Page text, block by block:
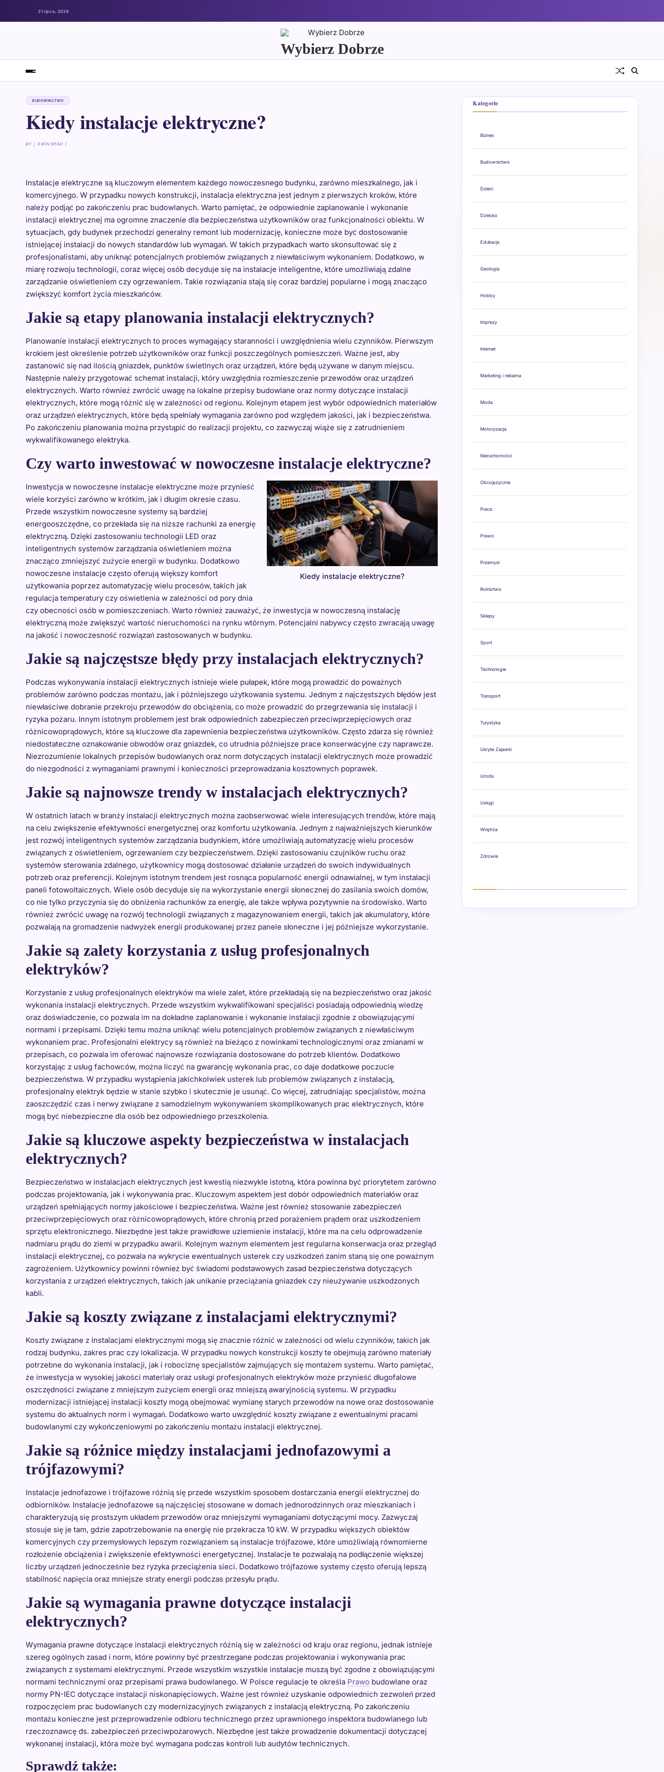
21 lipca, 2026
Wybierz Dobrze
BUDOWNICTWO
Kiedy instalacje elektryczne?
BY 8 MIN READ
Instalacje elektryczne są kluczowym elementem każdego nowoczesnego budynku, zarówno mieszkalnego, jak i
komercyjnego. W przypadku nowych konstrukcji, instalacja elektryczna jest jednym z pierwszych kroków, które
należy podjąć po zakończeniu prac budowlanych. Warto pamiętać, że odpowiednie zaplanowanie i wykonanie
instalacji elektrycznej ma ogromne znaczenie dla bezpieczeństwa użytkowników oraz funkcjonalności obiektu. W
sytuacjach, gdy budynek przechodzi generalny remont lub modernizację, konieczne może być dostosowanie
istniejącej instalacji do nowych standardów lub wymagań. W takich przypadkach warto skonsultować się z
profesjonalistami, aby uniknąć potencjalnych problemów związanych z niewłaściwym wykonaniem. Dodatkowo, w
miarę rozwoju technologii, coraz więcej osób decyduje się na instalacje inteligentne, które umożliwiają zdalne
zarządzanie oświetleniem czy ogrzewaniem. Takie rozwiązania stają się coraz bardziej popularne i mogą znacząco
zwiększyć komfort życia mieszkańców.
Jakie są etapy planowania instalacji elektrycznych?
Planowanie instalacji elektrycznych to proces wymagający staranności i uwzględnienia wielu czynników. Pierwszym
krokiem jest określenie potrzeb użytkowników oraz funkcji poszczególnych pomieszczeń. Ważne jest, aby
zastanowić się nad ilością gniazdek, punktów świetlnych oraz urządzeń, które będą używane w danym miejscu.
Następnie należy przygotować schemat instalacji, który uwzględnia rozmieszczenie przewodów oraz urządzeń
elektrycznych. Warto również zwrócić uwagę na lokalne przepisy budowlane oraz normy dotyczące instalacji
elektrycznych, które mogą różnić się w zależności od regionu. Kolejnym etapem jest wybór odpowiednich materiałów
oraz urządzeń elektrycznych, które będą spełniały wymagania zarówno pod względem jakości, jak i bezpieczeństwa.
Po zakończeniu planowania można przystąpić do realizacji projektu, co zazwyczaj wiąże się z zatrudnieniem
wykwalifikowanego elektryka.
Czy warto inwestować w nowoczesne instalacje elektryczne?
Kiedy instalacje elektryczne?
Inwestycja w nowoczesne instalacje elektryczne może przynieść
wiele korzyści zarówno w krótkim, jak i długim okresie czasu.
Przede wszystkim nowoczesne systemy są bardziej
energooszczędne, co przekłada się na niższe rachunki za energię
elektryczną. Dzięki zastosowaniu technologii LED oraz
inteligentnych systemów zarządzania oświetleniem można
znacząco zmniejszyć zużycie energii w budynku. Dodatkowo
nowoczesne instalacje często oferują większy komfort
użytkowania poprzez automatyzację wielu procesów, takich jak
regulacja temperatury czy oświetlenia w zależności od pory dnia
czy obecności osób w pomieszczeniach. Warto również zauważyć, że inwestycja w nowoczesną instalację
elektryczną może zwiększyć wartość nieruchomości na rynku wtórnym. Potencjalni nabywcy często zwracają uwagę
na jakość i nowoczesność rozwiązań zastosowanych w budynku.
Jakie są najczęstsze błędy przy instalacjach elektrycznych?
Podczas wykonywania instalacji elektrycznych istnieje wiele pułapek, które mogą prowadzić do poważnych
problemów zarówno podczas montażu, jak i późniejszego użytkowania systemu. Jednym z najczęstszych błędów jest
niewłaściwe dobranie przekroju przewodów do obciążenia, co może prowadzić do przegrzewania się instalacji i
ryzyka pożaru. Innym istotnym problemem jest brak odpowiednich zabezpieczeń przeciwprzepięciowych oraz
różnicowoprądowych, które są kluczowe dla zapewnienia bezpieczeństwa użytkowników. Często zdarza się również
niedostateczne oznakowanie obwodów oraz gniazdek, co utrudnia późniejsze prace konserwacyjne czy naprawcze.
Niezrozumienie lokalnych przepisów budowlanych oraz norm dotyczących instalacji elektrycznych może prowadzić
do niezgodności z wymaganiami prawnymi i konieczności przeprowadzania kosztownych poprawek.
Jakie są najnowsze trendy w instalacjach elektrycznych?
W ostatnich latach w branży instalacji elektrycznych można zaobserwować wiele interesujących trendów, które mają
na celu zwiększenie efektywności energetycznej oraz komfortu użytkowania. Jednym z najważniejszych kierunków
jest rozwój inteligentnych systemów zarządzania budynkiem, które umożliwiają automatyzację wielu procesów
związanych z oświetleniem, ogrzewaniem czy bezpieczeństwem. Dzięki zastosowaniu czujników ruchu oraz
systemów sterowania zdalnego, użytkownicy mogą dostosować działanie urządzeń do swoich indywidualnych
potrzeb oraz preferencji. Kolejnym istotnym trendem jest rosnąca popularność energii odnawialnej, w tym instalacji
paneli fotowoltaicznych. Wiele osób decyduje się na wykorzystanie energii słonecznej do zasilania swoich domów,
co nie tylko przyczynia się do obniżenia rachunków za energię, ale także wpływa pozytywnie na środowisko. Warto
również zwrócić uwagę na rozwój technologii związanych z magazynowaniem energii, takich jak akumulatory, które
pozwalają na gromadzenie nadwyżek energii produkowanej przez panele słoneczne i jej późniejsze wykorzystanie.
Jakie są zalety korzystania z usług profesjonalnych
elektryków?
Korzystanie z usług profesjonalnych elektryków ma wiele zalet, które przekładają się na bezpieczeństwo oraz jakość
wykonania instalacji elektrycznych. Przede wszystkim wykwalifikowani specjaliści posiadają odpowiednią wiedzę
oraz doświadczenie, co pozwala im na dokładne zaplanowanie i wykonanie instalacji zgodnie z obowiązującymi
normami i przepisami. Dzięki temu można uniknąć wielu potencjalnych problemów związanych z niewłaściwym
wykonaniem prac. Profesjonalni elektrycy są również na bieżąco z nowinkami technologicznymi oraz zmianami w
przepisach, co pozwala im oferować najnowsze rozwiązania dostosowane do potrzeb klientów. Dodatkowo
korzystając z usług fachowców, można liczyć na gwarancję wykonania prac, co daje dodatkowe poczucie
bezpieczeństwa. W przypadku wystąpienia jakichkolwiek usterek lub problemów związanych z instalacją,
profesjonalny elektryk będzie w stanie szybko i skutecznie je usunąć. Co więcej, zatrudniając specjalistów, można
zaoszczędzić czas i nerwy związane z samodzielnym wykonywaniem skomplikowanych prac elektrycznych, które
mogą być niebezpieczne dla osób bez odpowiedniego przeszkolenia.
Jakie są kluczowe aspekty bezpieczeństwa w instalacjach
elektrycznych?
Bezpieczeństwo w instalacjach elektrycznych jest kwestią niezwykle istotną, która powinna być priorytetem zarówno
podczas projektowania, jak i wykonywania prac. Kluczowym aspektem jest dobór odpowiednich materiałów oraz
urządzeń spełniających normy jakościowe i bezpieczeństwa. Ważne jest również stosowanie zabezpieczeń
przeciwprzepięciowych oraz różnicowoprądowych, które chronią przed porażeniem prądem oraz uszkodzeniem
sprzętu elektronicznego. Niezbędne jest także prawidłowe uziemienie instalacji, które ma na celu odprowadzenie
nadmiaru prądu do ziemi w przypadku awarii. Kolejnym ważnym elementem jest regularna konserwacja oraz przegląd
instalacji elektrycznej, co pozwala na wykrycie ewentualnych usterek czy uszkodzeń zanim staną się one poważnym
zagrożeniem. Użytkownicy powinni również być świadomi podstawowych zasad bezpieczeństwa dotyczących
korzystania z urządzeń elektrycznych, takich jak unikanie przeciążania gniazdek czy nieużywanie uszkodzonych
kabli.
Jakie są koszty związane z instalacjami elektrycznymi?
Koszty związane z instalacjami elektrycznymi mogą się znacznie różnić w zależności od wielu czynników, takich jak
rodzaj budynku, zakres prac czy lokalizacja. W przypadku nowych konstrukcji koszty te obejmują zarówno materiały
potrzebne do wykonania instalacji, jak i robociznę specjalistów zajmujących się montażem systemu. Warto pamiętać,
że inwestycja w wysokiej jakości materiały oraz usługi profesjonalnych elektryków może przynieść długofalowe
oszczędności związane z mniejszym zużyciem energii oraz mniejszą awaryjnością systemu. W przypadku
modernizacji istniejącej instalacji koszty mogą obejmować wymianę starych przewodów na nowe oraz dostosowanie
systemu do aktualnych norm i wymagań. Dodatkowo warto uwzględnić koszty związane z ewentualnymi pracami
budowlanymi czy wykończeniowymi po zakończeniu montażu instalacji elektrycznej.
Jakie są różnice między instalacjami jednofazowymi a
trójfazowymi?
Instalacje jednofazowe i trójfazowe różnią się przede wszystkim sposobem dostarczania energii elektrycznej do
odbiorników. Instalacje jednofazowe są najczęściej stosowane w domach jednorodzinnych oraz mieszkaniach i
charakteryzują się prostszym układem przewodów oraz mniejszymi wymaganiami dotyczącymi mocy. Zazwyczaj
stosuje się je tam, gdzie zapotrzebowanie na energię nie przekracza 10 kW. W przypadku większych obiektów
komercyjnych czy przemysłowych lepszym rozwiązaniem są instalacje trójfazowe, które umożliwiają równomierne
rozłożenie obciążenia i zwiększenie efektywności energetycznej. Instalacje te pozwalają na podłączenie większej
liczby urządzeń jednocześnie bez ryzyka przeciążenia sieci. Dodatkowo trójfazowe systemy często oferują lepszą
stabilność napięcia oraz mniejsze straty energii podczas przesyłu prądu.
Jakie są wymagania prawne dotyczące instalacji
elektrycznych?
Wymagania prawne dotyczące instalacji elektrycznych różnią się w zależności od kraju oraz regionu, jednak istnieje
szereg ogólnych zasad i norm, które powinny być przestrzegane podczas projektowania i wykonywania prac
związanych z systemami elektrycznymi. Przede wszystkim wszystkie instalacje muszą być zgodne z obowiązującymi
normami technicznymi oraz przepisami prawa budowlanego. W Polsce regulacje te określa Prawo budowlane oraz
normy PN-IEC dotyczące instalacji niskonapięciowych. Ważne jest również uzyskanie odpowiednich zezwoleń przed
rozpoczęciem prac budowlanych czy modernizacyjnych związanych z instalacją elektryczną. Po zakończeniu
montażu konieczne jest przeprowadzenie odbioru technicznego przez uprawnionego inspektora budowlanego lub
rzeczoznawcę ds. zabezpieczeń przeciwpożarowych. Niezbędne jest także prowadzenie dokumentacji dotyczącej
wykonanej instalacji, która może być wymagana podczas kontroli lub audytów technicznych.
Sprawdź także:
Kategorie
Biznes
Budownictwo
Dzieci
Dziecko
Edukacja
Geologia
Hobby
Imprezy
Internet
Marketing i reklama
Moda
Motoryzacja
Nieruchomości
Obcojęzyczne
Praca
Prawo
Przemysł
Rolnictwo
Sklepy
Sport
Technologie
Transport
Turystyka
Ukryte Zajawki
Uroda
Usługi
Wnętrza
Zdrowie